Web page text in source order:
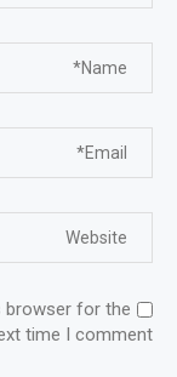
browser for the
time I comment.